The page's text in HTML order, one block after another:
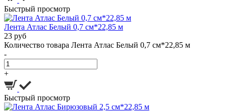
Быстрый просмотр
Лента Атлас Белый 0,7 см*22,85 м
23 руб
Количество товара Лента Атлас Белый 0,7 см*22,85 м
-
+
Быстрый просмотр